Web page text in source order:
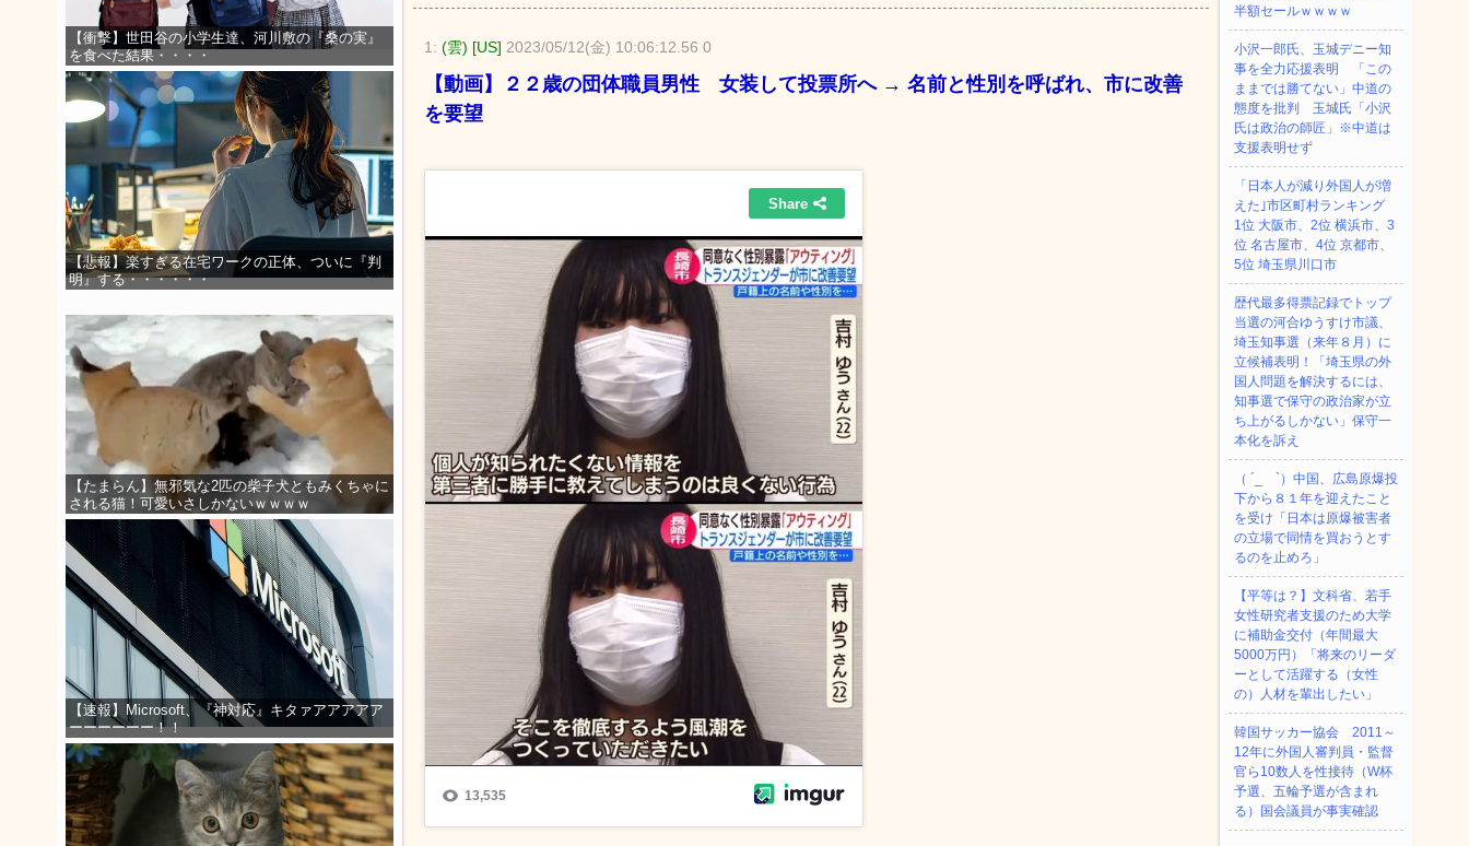
【衝撃】世田谷の小学生達、河川敷の『桑の実』
を食べた結果・・・・
【悲報】楽すぎる在宅ワークの正体、ついに『判
明』する・・・・・・
【たまらん】無邪気な2匹の柴子犬ともみくちゃに
される猫！可愛いさしかないｗｗｗｗ
【速報】Microsoft、『神対応』キタァアアアアア
ーーーーーー！！
1: (雲) [US] 2023/05/12(金) 10:06:12.56 0
【動画】２２歳の団体職員男性 女装して投票所へ → 名前と性別を呼ばれ、市に改善
を要望
半額セールｗｗｗｗ
小沢一郎氏、玉城デニー知
事を全力応援表明 「この
ままでは勝てない」中道の
態度を批判 玉城氏「小沢
氏は政治の師匠」※中道は
支援表明せず
「日本人が減り外国人が増
えた｣市区町村ランキング
1位 大阪市、2位 横浜市、3
位 名古屋市、4位 京都市、
5位 埼玉県川口市
歴代最多得票記録でトップ
当選の河合ゆうすけ市議、
埼玉知事選（来年８月）に
立候補表明！「埼玉県の外
国人問題を解決するには、
知事選で保守の政治家が立
ち上がるしかない」保守一
本化を訴え
（ ´_ゝ`）中国、広島原爆投
下から８１年を迎えたこと
を受け「日本は原爆被害者
の立場で同情を買おうとす
るのを止めろ」
【平等は？】文科省、若手
女性研究者支援のため大学
に補助金交付（年間最大
5000万円）「将来のリーダ
ーとして活躍する（女性
の）人材を輩出したい」
韓国サッカー協会 2011～
12年に外国人審判員・監督
官ら10数人を性接待（W杯
予選、五輪予選が含まれ
る）国会議員が事実確認